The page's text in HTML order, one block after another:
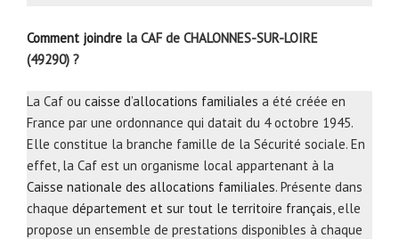
Comment joindre la CAF de CHALONNES-SUR-LOIRE
(49290) ?
La Caf ou caisse d’allocations familiales a été créée en
France par une ordonnance qui datait du 4 octobre 1945.
Elle constitue la branche famille de la Sécurité sociale. En
effet, la Caf est un organisme local appartenant à la
Caisse nationale des allocations familiales. Présente dans
chaque département et sur tout le territoire français, elle
propose un ensemble de prestations disponibles à chaque